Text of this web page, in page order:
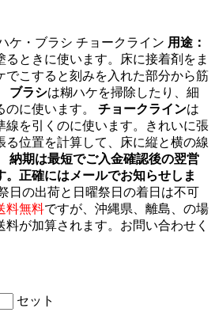
ケ・ブラシ チョークライン 用途：
るときに使います。床に接着剤をま
でこすると刻みを入れた部分から筋
ブラシは糊ハケを掃除したり、細
のに使います。 チョークラインは
線を引くのに使います。きれいに張
る位置を計算して、床に縦と横の線
納期は最短でご入金確認後の翌営
正確にはメールでお知らせしま
日の出荷と日曜祭日の着日は不可
料無料ですが、沖縄県、離島、の場
が加算されます。お問い合わせく
セット